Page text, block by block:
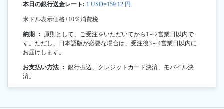
本日の銀行送金レート: 1 USD=159.12 円
米ドル表示価格+10％消費税.
納期 ： 原則として、ご受注をいただいてから1～2営業日以内で
す。ただし、日本語版が必要な場合は、受注後3～4営業日以内に
お届けします。
お支払い方法 ： 銀行振込、クレジットカード決済、モバイル決
済。